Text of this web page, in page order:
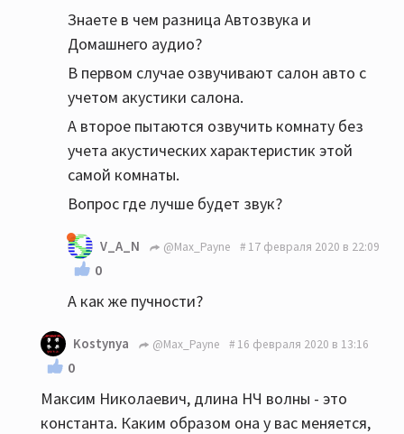
Знаете в чем разница Автозвука и
Домашнего аудио?
В первом случае озвучивают салон авто с
учетом акустики салона.
А второе пытаются озвучить комнату без
учета акустических характеристик этой
самой комнаты.
Вопрос где лучше будет звук?
V_A_N @Max_Payne 17 февраля 2020 в 22:09
0
А как же пучности?
Kostynya @Max_Payne 16 февраля 2020 в 13:16
0
Максим Николаевич, длина НЧ волны - это
константа. Каким образом она у вас меняется,